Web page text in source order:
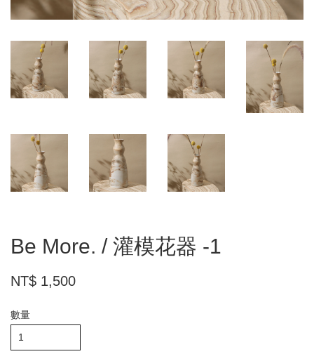
Be More. / 灌模花器 -1
NT$ 1,500
數量